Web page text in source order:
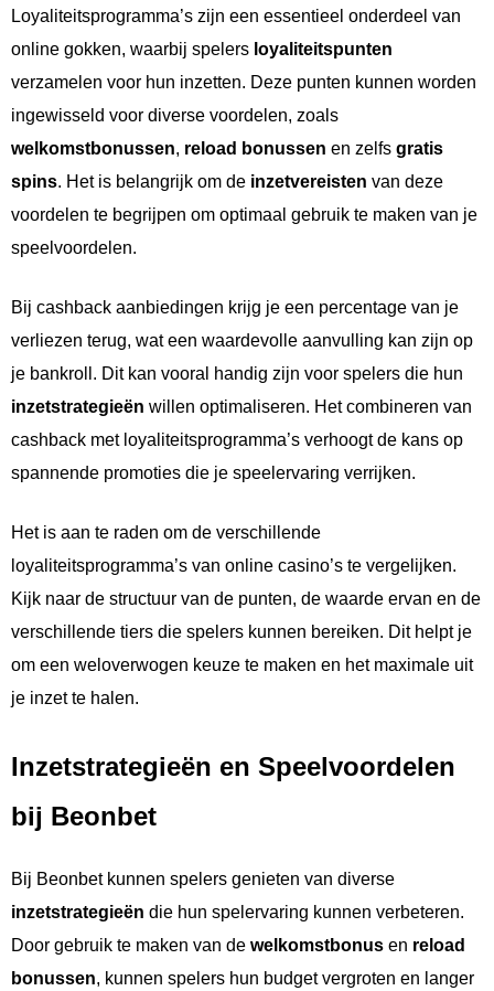
Loyaliteitsprogramma’s zijn een essentieel onderdeel van
online gokken, waarbij spelers loyaliteitspunten
verzamelen voor hun inzetten. Deze punten kunnen worden
ingewisseld voor diverse voordelen, zoals
welkomstbonussen, reload bonussen en zelfs gratis
spins. Het is belangrijk om de inzetvereisten van deze
voordelen te begrijpen om optimaal gebruik te maken van je
speelvoordelen.
Bij cashback aanbiedingen krijg je een percentage van je
verliezen terug, wat een waardevolle aanvulling kan zijn op
je bankroll. Dit kan vooral handig zijn voor spelers die hun
inzetstrategieën willen optimaliseren. Het combineren van
cashback met loyaliteitsprogramma’s verhoogt de kans op
spannende promoties die je speelervaring verrijken.
Het is aan te raden om de verschillende
loyaliteitsprogramma’s van online casino’s te vergelijken.
Kijk naar de structuur van de punten, de waarde ervan en de
verschillende tiers die spelers kunnen bereiken. Dit helpt je
om een weloverwogen keuze te maken en het maximale uit
je inzet te halen.
Inzetstrategieën en Speelvoordelen
bij Beonbet
Bij Beonbet kunnen spelers genieten van diverse
inzetstrategieën die hun spelervaring kunnen verbeteren.
Door gebruik te maken van de welkomstbonus en reload
bonussen, kunnen spelers hun budget vergroten en langer